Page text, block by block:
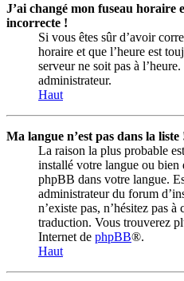
J’ai changé mon fuseau horaire
incorrecte !
Si vous êtes sûr d’avoir
horaire et que l’heure est
serveur ne soit pas à
administrateur.
Haut
Ma langue n’est pas dans la liste
La raison la plus probable
installé votre langue ou bien
phpBB dans votre langue.
administrateur du forum
n’existe pas, n’hésitez pas
traduction. Vous trouverez
Internet de phpBB®.
Haut